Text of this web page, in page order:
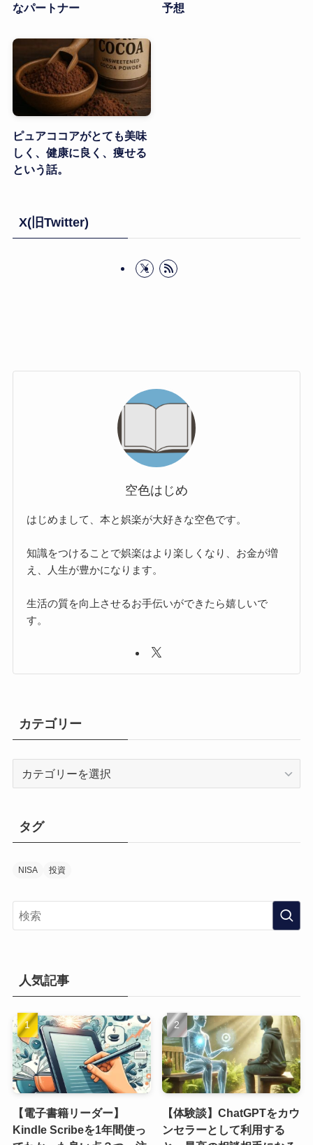
なパートナー
予想
ピュアココアがとても美味
しく、健康に良く、痩せる
という話。
X(旧Twitter)
空色はじめ
はじめまして、本と娯楽が大好きな空色です。
知識をつけることで娯楽はより楽しくなり、お金が増
え、人生が豊かになります。
生活の質を向上させるお手伝いができたら嬉しいで
す。
カテゴリー
ー
タグ
NISA 投資
人気記事
【電子書籍リーダー】
Kindle Scribeを1年間使っ
【体験談】ChatGPTをカウ
ンセラーとして利用する